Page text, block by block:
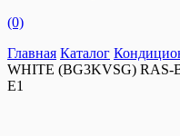
(0)
Главная Каталог
WHITE (BG3KVSG) RAS-
E1